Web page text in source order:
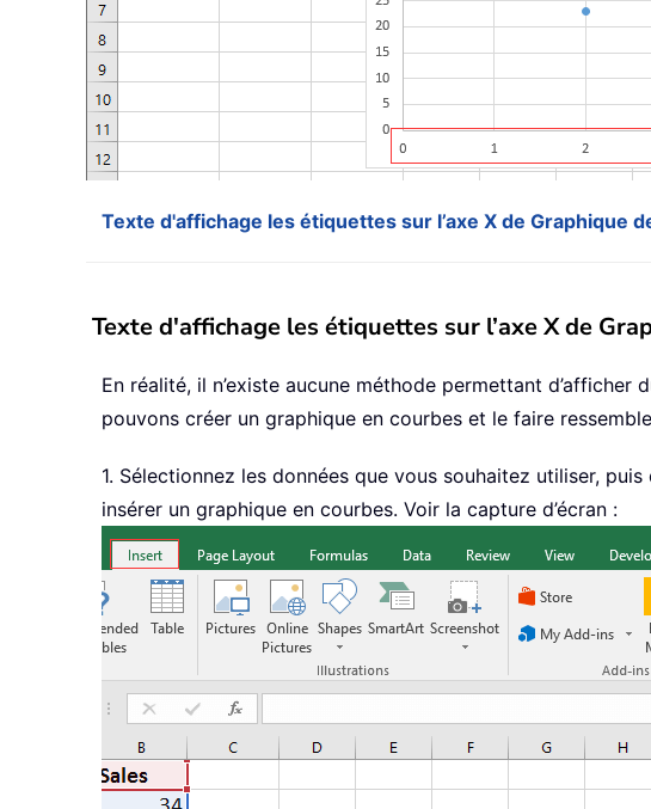
Texte d'affichage les étiquettes sur l’axe X de Graphique
Texte d'affichage les étiquettes sur l’axe X de
En réalité, il n’existe aucune méthode permettant d’afficher
pouvons créer un graphique en courbes et le faire
1. Sélectionnez les données que vous souhaitez utiliser, puis
insérer un graphique en courbes. Voir la capture d’écran :